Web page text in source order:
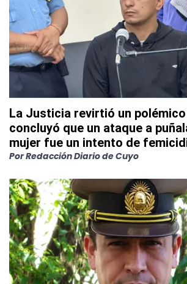
La Justicia revirtió un
concluyó que un ataque a
mujer fue un intento de
PorRedacción Diario de Cuyo